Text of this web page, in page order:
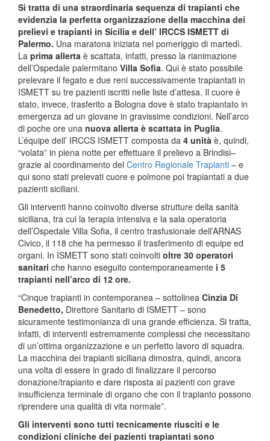
Si tratta di una straordinaria sequenza di trapianti che
evidenzia la perfetta organizzazione della macchina dei
prelievi e trapianti in Sicilia e dell’ IRCCS ISMETT di
Palermo. Una maratona iniziata nel pomeriggio di martedì.
La prima allerta è scattata, infatti, presso la rianimazione
dell’Ospedale palermitano Villa Sofia. Qui è stato possibile
prelevare il fegato e due reni successivamente trapiantati in
ISMETT su tre pazienti iscritti nelle liste d’attesa. Il cuore è
stato, invece, trasferito a Bologna dove è stato trapiantato in
emergenza ad un giovane in gravissime condizioni. Nell’arco
di poche ore una nuova allerta è scattata in Puglia.
L’équipe dell’ IRCCS ISMETT composta da 4 unità è, quindi,
“volata” in piena notte per effettuare il prelievo a Brindisi–
grazie al coordinamento del Centro Regionale Trapianti – e
qui sono stati prelevati cuore e polmone poi trapiantati a due
pazienti siciliani.
Gli interventi hanno coinvolto diverse strutture della sanità
siciliana, tra cui la terapia intensiva e la sala operatoria
dell’Ospedale Villa Sofia, il centro trasfusionale dell’ARNAS
Civico, il 118 che ha permesso il trasferimento di equipe ed
organi. In ISMETT sono stati coinvolti oltre 30 operatori
sanitari che hanno eseguito contemporaneamente i 5
trapianti nell’arco di 12 ore.
“Cinque trapianti in contemporanea – sottolinea Cinzia Di
Benedetto, Direttore Sanitario di ISMETT – sono
sicuramente testimonianza di una grande efficienza. Si tratta,
infatti, di interventi estremamente complessi che necessitano
di un’ottima organizzazione e un perfetto lavoro di squadra.
La macchina dei trapianti siciliana dimostra, quindi, ancora
una volta di essere in grado di finalizzare il percorso
donazione/trapianto e dare risposta ai pazienti con grave
insufficienza terminale di organo che con il trapianto possono
riprendere una qualità di vita normale”.
Gli interventi sono tutti tecnicamente riusciti e le
condizioni cliniche dei pazienti trapiantati sono